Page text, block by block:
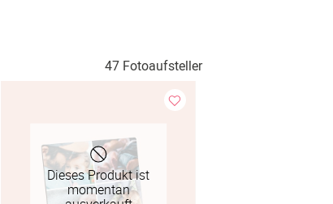
47 Fotoaufsteller
Dieses Produkt ist
momentan